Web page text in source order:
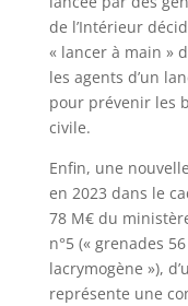
de l’Intérieur
« lancer à main »
les agents d’un
pour prévenir les
civile.
Enfin, une
en 2023 dans le
78 M€ du
n°5 (« grenades
lacrymogène »),
représente une